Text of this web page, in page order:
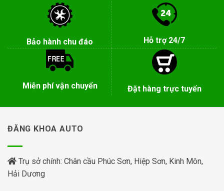
Bảo hành chu đáo Hỗ trợ 24/7
Miễn phí vận chuyển Đặt hàng trực tuyến
ĐĂNG KHOA AUTO
Trụ sở chính: Chân cầu Phúc Sơn, Hiệp Sơn, Kinh Môn,
Hải Dương